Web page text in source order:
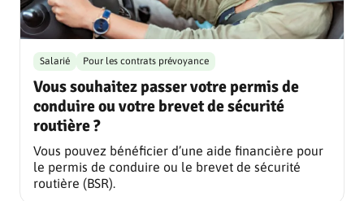
Vous souhaitez passer votre permis de
conduire ou votre brevet de sécurité
routière ?
Salarié Pour les contrats prévoyance
Vous pouvez bénéficier d’une aide financière pour
le permis de conduire ou le brevet de sécurité
routière (BSR).